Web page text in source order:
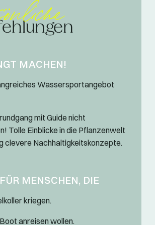
MACHEN!
Wassersportangebot
mit Guide nicht
Tolle Einblicke in die Pflanzenwelt
clevere Nachhaltigkeitskonzepte.
MENSCHEN, DIE
kriegen.
anreisen wollen.